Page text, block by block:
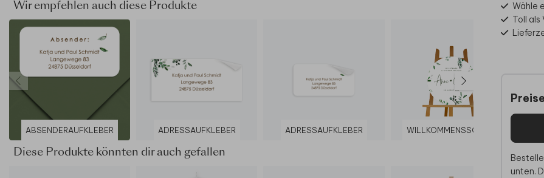
Wir empfehlen auch diese Produkte
ABSENDERAUFKLEBER ADRESSAUFKLEBER ADRESSAUFKLEBER WILLKOMMENSSCHILD
Diese Produkte könnten dir auch gefallen
Wähle
Toll als
Preise
unten.